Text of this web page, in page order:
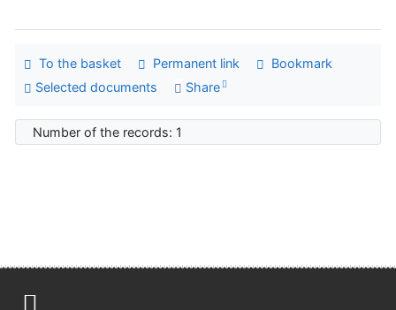
To the basket Permanent link
Bookmark
Selected documents
Share
Number of the records: 1